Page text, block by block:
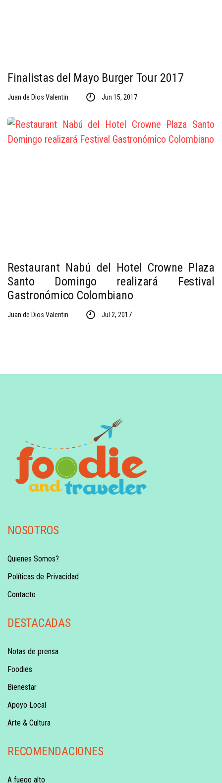
Finalistas del Mayo Burger Tour 2017
Juan de Dios Valentin Jun 15, 2017
Restaurant Nabú del Hotel Crowne Plaza
Santo Domingo realizará Festival
Gastronómico Colombiano
Juan de Dios Valentin Jul 2, 2017
NOSOTROS
Quienes Somos?
Políticas de Privacidad
Contacto
DESTACADAS
Notas de prensa
Foodies
Bienestar
Apoyo Local
Arte & Cultura
RECOMENDACIONES
A fuego alto